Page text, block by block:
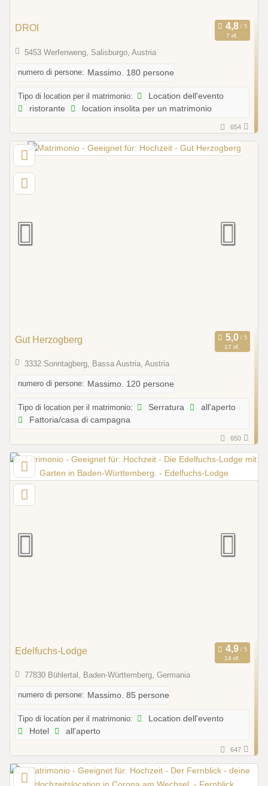
DROI
7 rif.
5453 Werfenweng, Salisburgo, Austria
numero di persone: Massimo. 180 persone
Tipo di location per il matrimonio:
Location dell'evento
ristorante
location insolita per un matrimonio
654
Gut Herzogberg
17 rif.
3332 Sonntagberg, Bassa Austria, Austria
numero di persone: Massimo. 120 persone
Tipo di location per il matrimonio: Serratura
all'aperto
Fattoria/casa di campagna
650
Edelfuchs-Lodge
14 rif.
77830 Bühlertal, Baden-Württemberg, Germania
numero di persone: Massimo. 85 persone
Tipo di location per il matrimonio:
Location dell'evento
Hotel
all'aperto
647